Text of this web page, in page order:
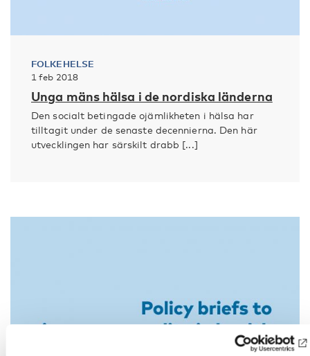
FOLKEHELSE
1 feb 2018
Unga mäns hälsa i de nordiska länderna
Den socialt betingade ojämlikheten i hälsa har
tilltagit under de senaste decennierna. Den här
utvecklingen har särskilt drabb [...]